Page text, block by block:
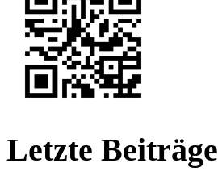
Letzte Beiträge